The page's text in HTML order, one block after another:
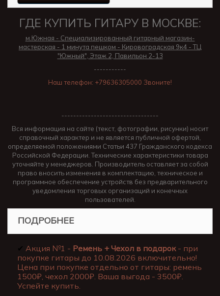
ГДЕ КУПИТЬ ГИТАРУ В МОСКВЕ:
м.Южная - Специализированный гитарный магазин-
мастерская - 1 минута пешком - Кировоградская 9к4 - ТЦ
"Южный", Этаж 2, Павильон 2-13
-----------
Наш телефон: +79636305000 Звоните!
---------------------------------
Вся информация на сайте (текст, фотографии, рисунки) носит
справочный характер и не является публичной офертой,
определяемой положениями Статьи 437 Гражданского кодекса
Российской Федерации. Технические характеристики товара
уточняйте у менеджеров. Производитель оставляет за собой
право вносить изменения в комплектацию, техническое и
программное обеспечение устройств без предварительного
уведомления торговых организаций и конечных
пользователей.
ПОДРОБНЕЕ
✔ Акция №1 - Ремень + Чехол в подарок- при
покупке гитары до 10.08.2026 включительно!
Цена при покупке отдельно от гитары: ремень
1500₽, чехол 2000₽. Ваша выгода - 3500₽.
Успейте купить.